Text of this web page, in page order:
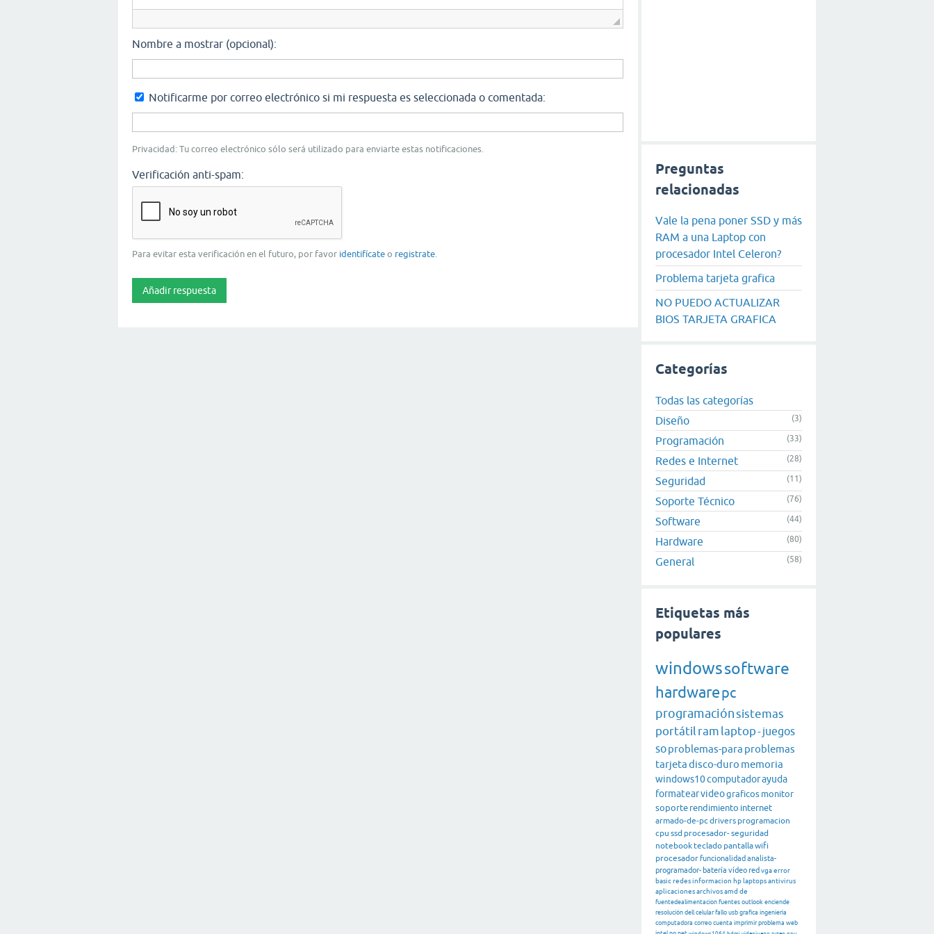
Nombre a mostrar (opcional):
Notificarme por correo electrónico si mi respuesta es seleccionada o comentada:
Privacidad: Tu correo electrónico sólo será utilizado para enviarte estas notificaciones.
Verificación anti-spam:
Para evitar esta verificación en el futuro, por favor identifícate o registrate
Preguntas
relacionadas
Vale la pena poner SSD y más
RAM a una Laptop con
procesador Intel Celeron?
Problema tarjeta grafica
NO PUEDO ACTUALIZAR
BIOS TARJETA GRAFICA
Categorías
Todas las categorías
Diseño
(3)
Programación (33)
Redes e Internet (28)
Seguridad (11)
Soporte Técnico (76)
Software (44)
Hardware (80)
General (58)
Etiquetas más
populares
windowssoftware
hardwarepc
programaciónsistemas
portátil ram laptop-juegos
soproblemas-para problemas
tarjetadisco-duro memoria
windows10computadorayuda
formatearvideograficos monitor
soporte rendimiento internet
armado-de-pcdrivers programacion
cpu ssd procesador-seguridad
notebookteclado pantallawifi
procesadorfuncionalidad analista-
programador- batería vídeored vgaerror
basicredesinformacion hp laptopsantivirus
aplicacionesarchivosamd de
fuentedealimentacion fuentes outlook enciende
resolución dell celular fallo usb grafica ingeniería
computadora correo cuenta imprimir problema web